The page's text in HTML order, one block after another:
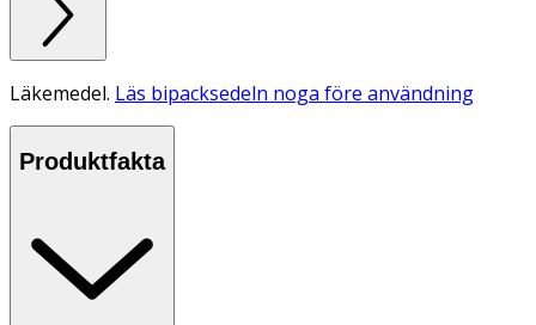
Läkemedel. Läs bipacksedeln noga före användning
Produktfakta